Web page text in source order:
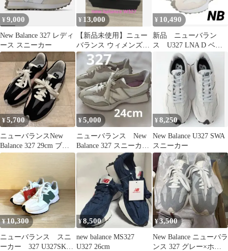
¥9,000
New Balance 327 レディ
ース スニーカー
¥ 13,000
【新品未使用】ニュー
バランス ウィメンズ
327 ベージュ 23.5cm
¥ 10,490
新品 ニューバラン
ス U327 LNA D ベー
ジュ ホワイト 25cm
¥5,700
ニューバランスNew
Balance 327 29cm ブラ
ック×グレー×ピンク
¥5,000
ニューバランス New
Balance 327 スニーカー
24cm
¥8,250
New Balance U327 SWA
スニーカー
¥10,300
ニューバランス スニ
ーカー 327 U327SKC
¥8,500
new balance MS327
U327 26cm
¥3,500
New Balance ニューバラ
ンス 327 グレー×ホワ